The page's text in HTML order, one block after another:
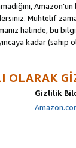
Muhtelif
halinde, bu
kadar
OLARAK
Gizlilik